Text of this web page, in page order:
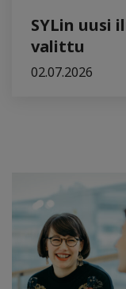
SYLin uusi
valittu
02.07.2026